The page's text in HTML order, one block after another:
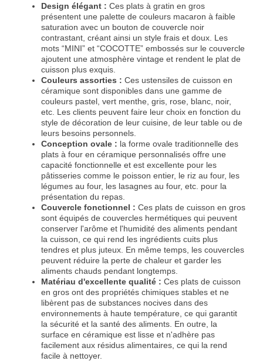
Design élégant : Ces plats à gratin en gros
présentent une palette de couleurs macaron à faible
saturation avec un bouton de couvercle noir
contrastant, créant ainsi un style frais et doux. Les
mots “MINI” et “COCOTTE” embossés sur le couvercle
ajoutent une atmosphère vintage et rendent le plat de
cuisson plus exquis.
Couleurs assorties : Ces ustensiles de cuisson en
céramique sont disponibles dans une gamme de
couleurs pastel, vert menthe, gris, rose, blanc, noir,
etc. Les clients peuvent faire leur choix en fonction du
style de décoration de leur cuisine, de leur table ou de
leurs besoins personnels.
Conception ovale : la forme ovale traditionnelle des
plats à four en céramique personnalisés offre une
capacité fonctionnelle et est excellente pour les
pâtisseries comme le poisson entier, le riz au four, les
légumes au four, les lasagnes au four, etc. pour la
présentation du repas.
Couvercle fonctionnel : Ces plats de cuisson en gros
sont équipés de couvercles hermétiques qui peuvent
conserver l'arôme et l'humidité des aliments pendant
la cuisson, ce qui rend les ingrédients cuits plus
tendres et plus juteux. En même temps, les couvercles
peuvent réduire la perte de chaleur et garder les
aliments chauds pendant longtemps.
Matériau d'excellente qualité : Ces plats de cuisson
en gros ont des propriétés chimiques stables et ne
libèrent pas de substances nocives dans des
environnements à haute température, ce qui garantit
la sécurité et la santé des aliments. En outre, la
surface en céramique est lisse et n'adhère pas
facilement aux résidus alimentaires, ce qui la rend
facile à nettoyer.